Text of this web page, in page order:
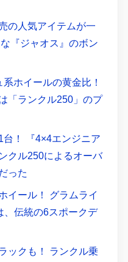
の人気アイテムが一
『ジャオス』のボン
ホイールの黄金比！
「ランクル250」のプ
！ 『4×4エンジニア
クル250によるオーバ
った
イール！ グラムライ
、伝統の6スポークデ
ックも！ ランクル乗